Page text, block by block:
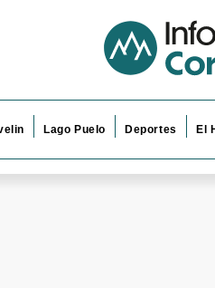
Lago Puelo Deportes El